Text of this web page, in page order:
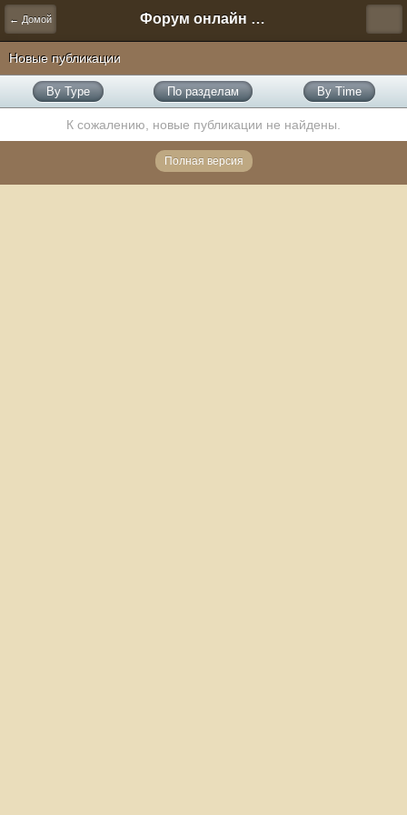
← Домой Форум онлайн игры "Новая Эра" (Нюра Биз)
Новые публикации
By Type По разделам By Time
К сожалению, новые публикации не найдены.
Полная версия